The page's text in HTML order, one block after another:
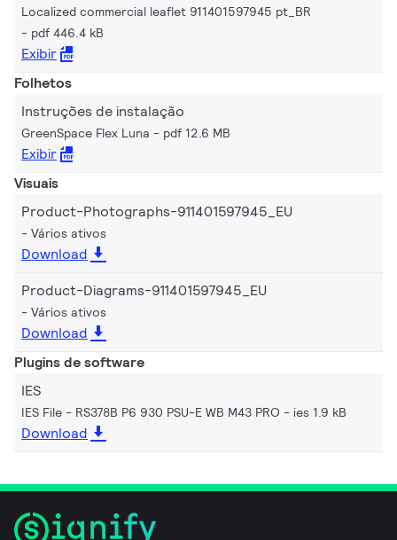
Localized commercial leaflet 911401597945 pt_BR
pdf 446.4 kB
Exibir
Folhetos
Instruções de instalação
GreenSpace Flex Luna pdf 12.6 MB
Exibir
Visuais
Product-Photographs-911401597945_EU
Vários ativos
Download
Product-Diagrams-911401597945_EU
Vários ativos
Download
Plugins de software
IES
IES File - RS378B P6 930 PSU-E WB M43 PRO ies 1.9 kB
Download